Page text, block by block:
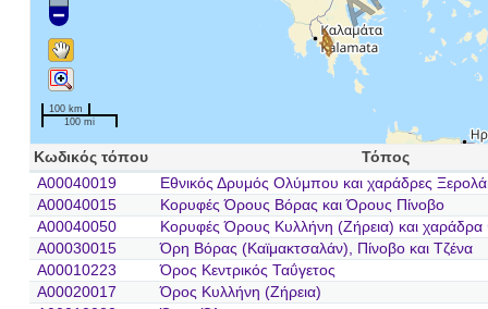
100 km
100 mi
Κωδικός τόπου
Τόπος
A00040019
Εθνικός Δρυμός Ολύμπου και χαράδρες
A00040015
Κορυφές Όρους Βόρας και Όρους Πίνοβο
A00040050
Κορυφές Όρους Κυλλήνη (Ζήρεια) και
A00030015
Όρη Βόρας (Καϊμακτσαλάν), Πίνοβο και Τζένα
A00010223
Όρος Κεντρικός Ταΰγετος
A00020017
Όρος Κυλλήνη (Ζήρεια)